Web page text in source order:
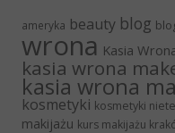
ameryka beauty blog
wrona Kasia
kasia wrona
kasia wrona
kosmetyki kosmetyki
makijażu kurs makijażu